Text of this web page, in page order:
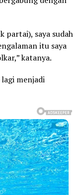
partai), saya sudah
itu saya
katanya.
menjadi